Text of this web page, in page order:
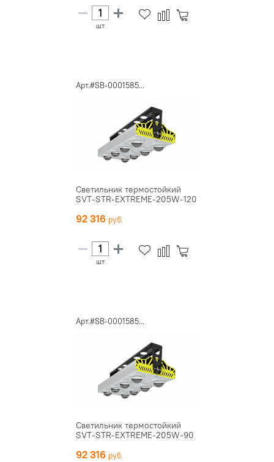
шт
Арт.#SB-0001585...
Светильник термостойкий
SVT-STR-EXTREME-205W-120
92 316
шт
Арт.#SB-0001585...
Светильник термостойкий
SVT-STR-EXTREME-205W-90
92 316